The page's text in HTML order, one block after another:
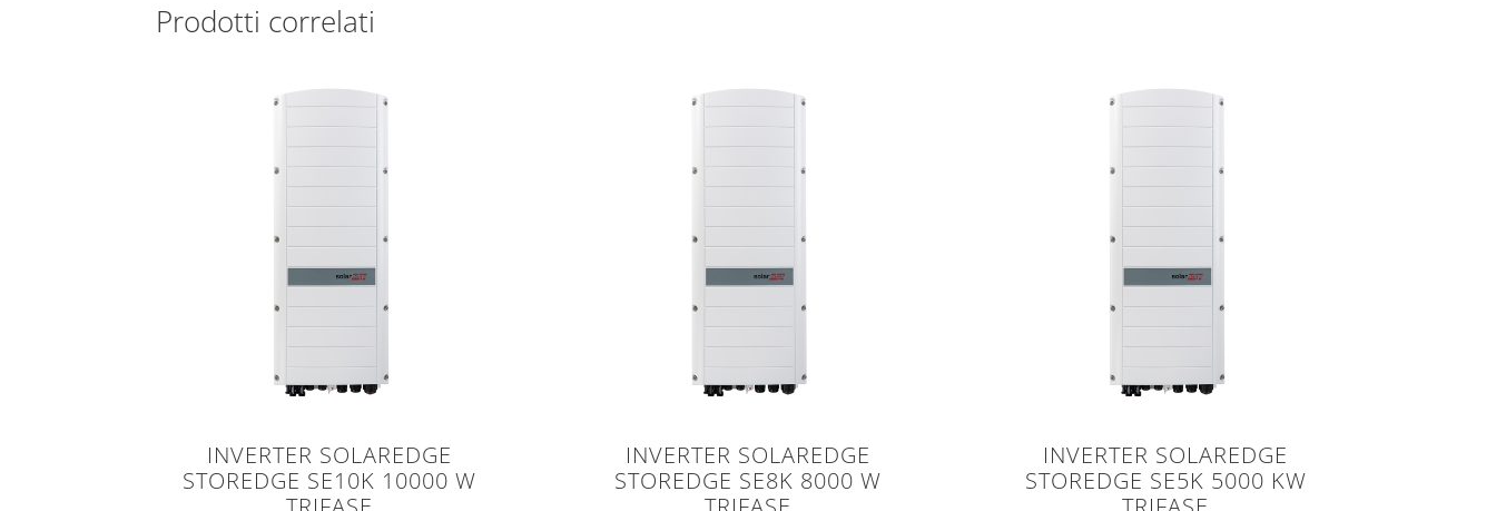
Prodotti correlati
INVERTER SOLAREDGE
STOREDGE SE10K 10000 W
INVERTER SOLAREDGE
STOREDGE SE8K 8000 W
INVERTER SOLAREDGE
STOREDGE SE5K 5000 KW